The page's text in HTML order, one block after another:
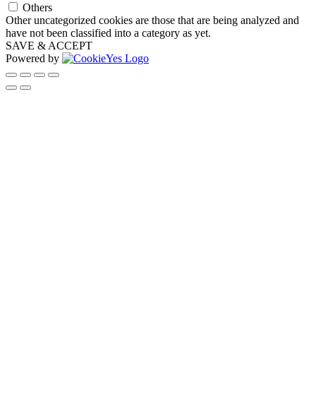
Others
Other uncategorized cookies are those that are being analyzed and
have not been classified into a category as yet.
SAVE & ACCEPT
Powered by